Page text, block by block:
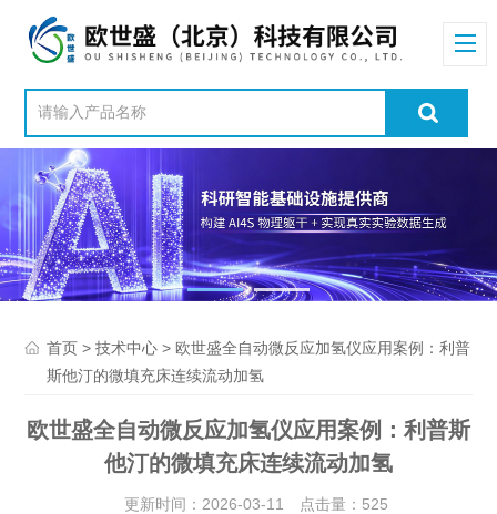
首页 >技术中心 > 欧世盛全自动微反应加氢仪应用案例：利普
斯他汀的微填充床连续流动加氢
欧世盛全自动微反应加氢仪应用案例：利普斯
他汀的微填充床连续流动加氢
更新时间：2026-03-11 点击量： 525